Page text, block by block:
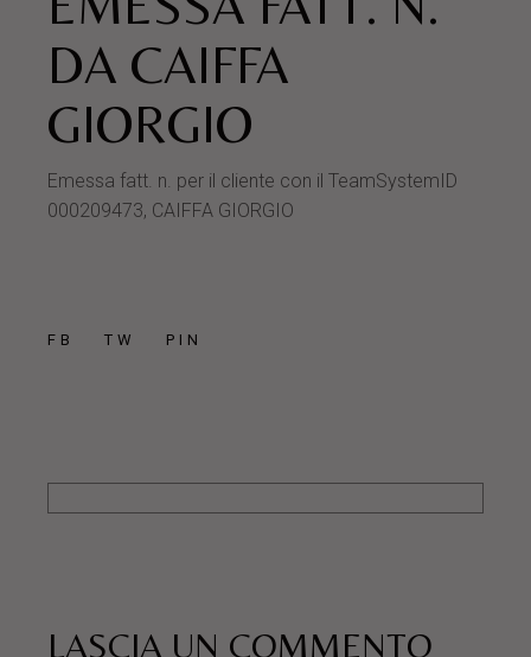
DA CAIFFA
GIORGIO
Emessa fatt. n. per il cliente con il TeamSystemID
000209473, CAIFFA GIORGIO
FB TW PIN
LASCIA UN COMMENTO